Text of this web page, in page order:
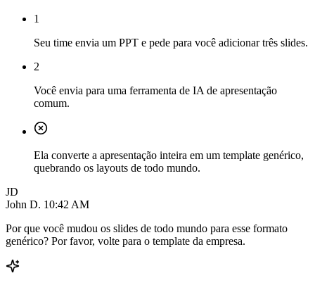
1
Seu time envia um PPT e pede para você adicionar três slides.
2
Você envia para uma ferramenta de IA de apresentação
comum.
Ela converte a apresentação inteira em um template genérico,
quebrando os layouts de todo mundo.
JD
John D. 10:42 AM
Por que você mudou os slides de todo mundo para esse formato
genérico? Por favor, volte para o template da empresa.